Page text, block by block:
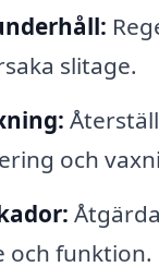
slitage.
och
och funktion.